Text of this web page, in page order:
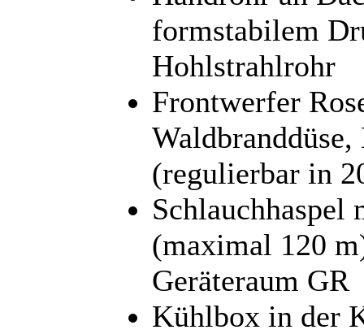
formstabilem
Hohlstrahlrohr
Frontwerfer
(regulierbar in
(maximal 120
Geräteraum GR
Kühlbox in der